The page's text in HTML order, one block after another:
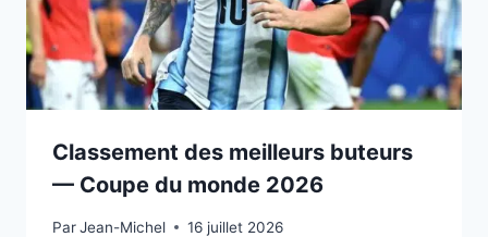
Classement des meilleurs buteurs
— Coupe du monde 2026
ParJean-Michel
15 juillet 2026 16 juillet 2026